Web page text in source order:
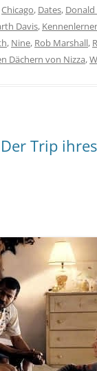
Chicago, Dates,
Davis,
, Nine, Rob Marshall,
Dächern von Nizza,
Trip